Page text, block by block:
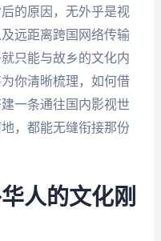
的原因，无外乎是视
远距离跨国网络传输
只能与故乡的文化内
你清晰梳理，如何借
一条通往国内影视世
，都能无缝衔接那份
人的文化刚